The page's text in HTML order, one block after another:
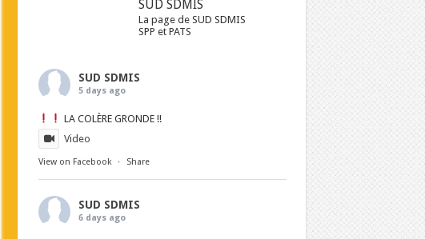
SUD SDMIS
La page de SUD SDMIS
SPP et PATS
SUD SDMIS
5 days ago
LA COLÈRE GRONDE !!
Video
View on Facebook · Share
SUD SDMIS
6 days ago